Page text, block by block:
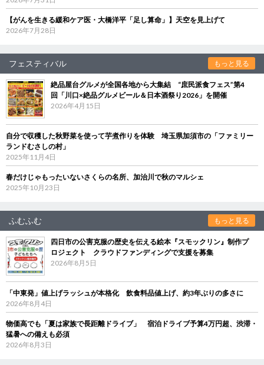
【がんを生きる緩和ケア医・大橋洋平「足し算命」】天空を見上げて
2026年7月28日
フェスティバル もっと見る
絶品屋台グルメが全国各地から大集結 “庶民派食フェス”第4
回「川口×絶品グルメビール＆日本酒祭り2026」を開催
2026年4月15日
自分で収穫した秋野菜を使って芋煮作りを体験 埼玉県加須市の「ファミリー
ランドむさしの村」
2025年11月4日
春だけじゃもったいないさくらの名所、加治川で秋のマルシェ
2025年10月23日
ふむふむ もっと見る
四日市の公害克服の歴史を伝える絵本『スモックリン』制作プ
ロジェクト クラウドファンディングで支援を募集
2026年8月5日
「中東発」値上げラッシュが本格化 飲食料品値上げ、約3年ぶりの多さに
2026年8月4日
物価高でも「夏は家族で長距離ドライブ」 宿泊ドライブ予算4万円超、渋滞・
猛暑への備えも必須
2026年8月3日